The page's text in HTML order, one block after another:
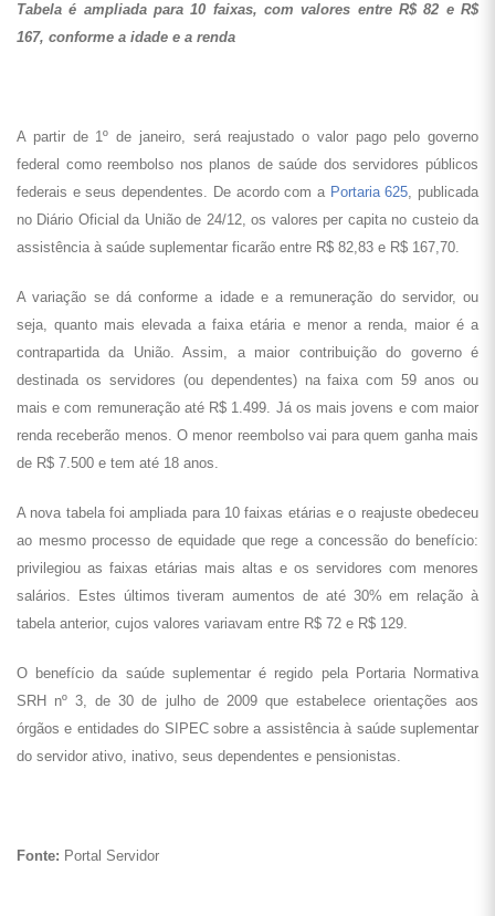
Tabela é ampliada para 10 faixas, com valores entre R$ 82 e R$
167, conforme a idade e a renda
A partir de 1º de janeiro, será reajustado o valor pago pelo governo
federal como reembolso nos planos de saúde dos servidores públicos
federais e seus dependentes. De acordo com a Portaria 625, publicada
no Diário Oficial da União de 24/12, os valores per capita no custeio da
assistência à saúde suplementar ficarão entre R$ 82,83 e R$ 167,70.
A variação se dá conforme a idade e a remuneração do servidor, ou
seja, quanto mais elevada a faixa etária e menor a renda, maior é a
contrapartida da União. Assim, a maior contribuição do governo é
destinada os servidores (ou dependentes) na faixa com 59 anos ou
mais e com remuneração até R$ 1.499. Já os mais jovens e com maior
renda receberão menos. O menor reembolso vai para quem ganha mais
de R$ 7.500 e tem até 18 anos.
A nova tabela foi ampliada para 10 faixas etárias e o reajuste obedeceu
ao mesmo processo de equidade que rege a concessão do benefício:
privilegiou as faixas etárias mais altas e os servidores com menores
salários. Estes últimos tiveram aumentos de até 30% em relação à
tabela anterior, cujos valores variavam entre R$ 72 e R$ 129.
O benefício da saúde suplementar é regido pela Portaria Normativa
SRH nº 3, de 30 de julho de 2009 que estabelece orientações aos
órgãos e entidades do SIPEC sobre a assistência à saúde suplementar
do servidor ativo, inativo, seus dependentes e pensionistas.
Fonte: Portal Servidor